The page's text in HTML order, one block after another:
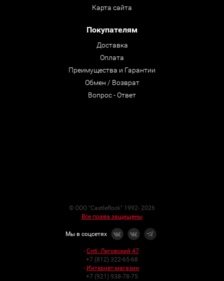
Карта сайта
Покупателям
Доставка
Оплата
Преимущества и Гарантии
Обмен / Возврат
Вопрос - Ответ
© ООО "CastleRock" 1992- 2026
Все права защищены
Мы в соцсетях
- Спб. Лиговский 47:
+7 (812) 322-65-68
- Интернет-магазин:
+7 (921) 938-78-75